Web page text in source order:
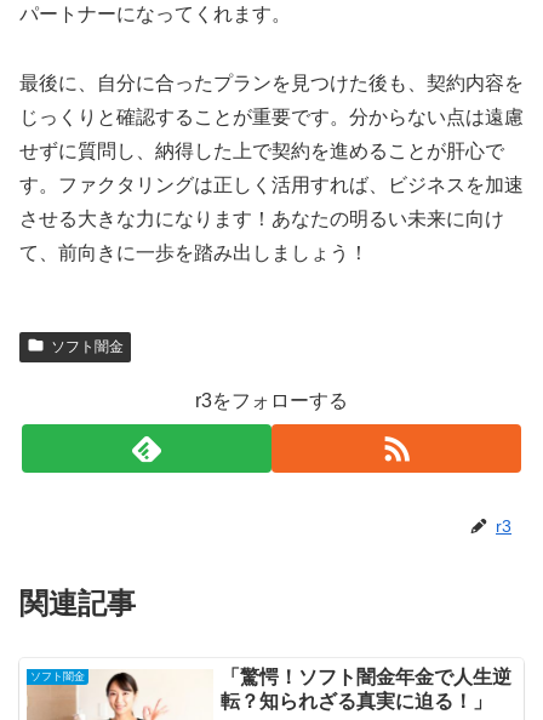
パートナーになってくれます。
最後に、自分に合ったプランを見つけた後も、契約内容を
じっくりと確認することが重要です。分からない点は遠慮
せずに質問し、納得した上で契約を進めることが肝心で
す。ファクタリングは正しく活用すれば、ビジネスを加速
させる大きな力になります！あなたの明るい未来に向け
て、前向きに一歩を踏み出しましょう！
ソフト闇金
r3をフォローする
r3
関連記事
ソフト闇金
「驚愕！ソフト闇金年金で人生逆
転？知られざる真実に迫る！」